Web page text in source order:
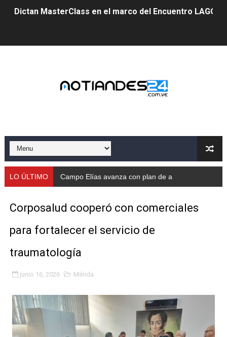
Dictan MasterClass en el marco del Encuentro LAGO
Gobernador Arnaldo Sánchez apadrina a más de 993
Mérida fortalece su reserva deportiva de cara a
Gobernación de Mérida instalará mesa de trabajo con
Fundecem ofrece taller de bordado en punto de cruz
Instituto Nacional de Nutrición celebra Semana
Gobernación de Mérida fortalece el desarrollo
LO ÚLTIMO Campo Elías avanza con plan de asfaltado
Corposalud cooperó con comerciales
para fortalecer el servicio de
traumatología
junio 16, 2026 Mérida